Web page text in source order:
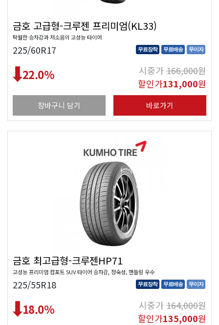
금호 고급형-크루젠 프리미엄(KL33)
탁월한 승차감과 저소음의 고성능 타이어
225/60R17 무료장착 무료배송 무이자
22.0% 시중가166,000원
할인가131,000원
장바구니 담기 바로가기
금호 최고급형-크루젠HP71
고성능 프리미엄 컴포트 SUV 타이어 승차감, 정숙성, 핸들링 우수
225/55R18 무료장착 무료배송 무이자
18.0% 시중가164,000원
할인가135,000원